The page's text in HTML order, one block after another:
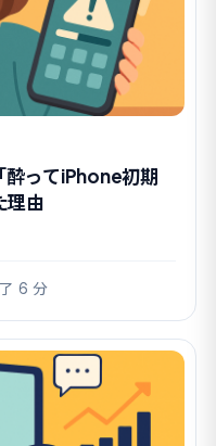
酔ってiPhone初期
理由
6 分